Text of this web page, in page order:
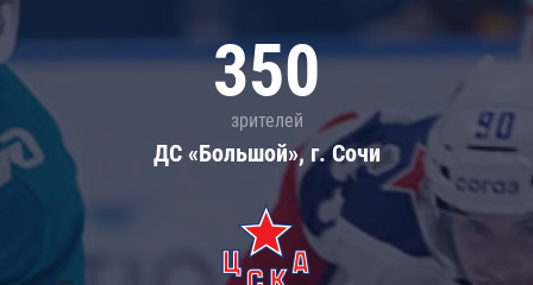
350
зрителей
ДС «Большой», г. Сочи